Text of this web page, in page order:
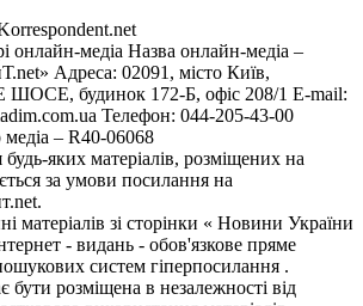
онлайн-медіа Назва онлайн-медіа –
Адреса: 02091, місто Київ,
будинок 172-Б, офіс 208/1 E-mail:
Телефон: 044-205-43-00
медіа – R40-06068
яких матеріалів, розміщених на
за умови посилання на
матеріалів зі сторінки « Новини України
- видань - обов'язкове пряме
систем гіперпосилання .
бути розміщена в незалежності від